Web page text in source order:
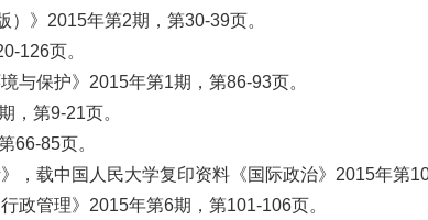
》2015年第2期，第30-39页。
126页。
与保护》2015年第1期，第86-93页。
，第9-21页。
66-85页。
载中国人民大学复印资料《国际政治》2015年第10
政管理》2015年第6期，第101-106页。